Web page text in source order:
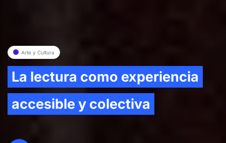
Arte y Cultura
La lectura como experiencia
accesible y colectiva